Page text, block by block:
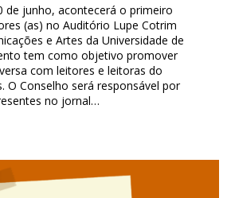
de junho, acontecerá o primeiro
(as) no Auditório Lupe Cotrim
e Artes da Universidade de
tem como objetivo promover
com leitores e leitoras do
O Conselho será responsável por
no jornal…